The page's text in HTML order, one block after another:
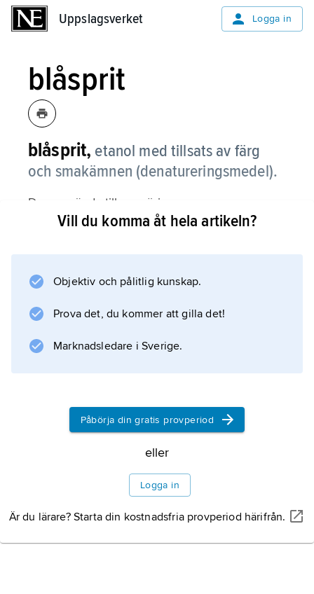
Uppslagsverket Logga in
blåsprit
blåsprit, etanol med tillsats av färg
och smakämnen (denatureringsmedel).
Den används till rengöring.
Information om artikeln
Vill du komma åt hela artikeln?
Objektiv och pålitlig kunskap.
Prova det, du kommer att gilla det!
Marknadsledare i Sverige.
Påbörja din gratis provperiod
eller
Logga in
Är du lärare? Starta din kostnadsfria provperiod härifrån.